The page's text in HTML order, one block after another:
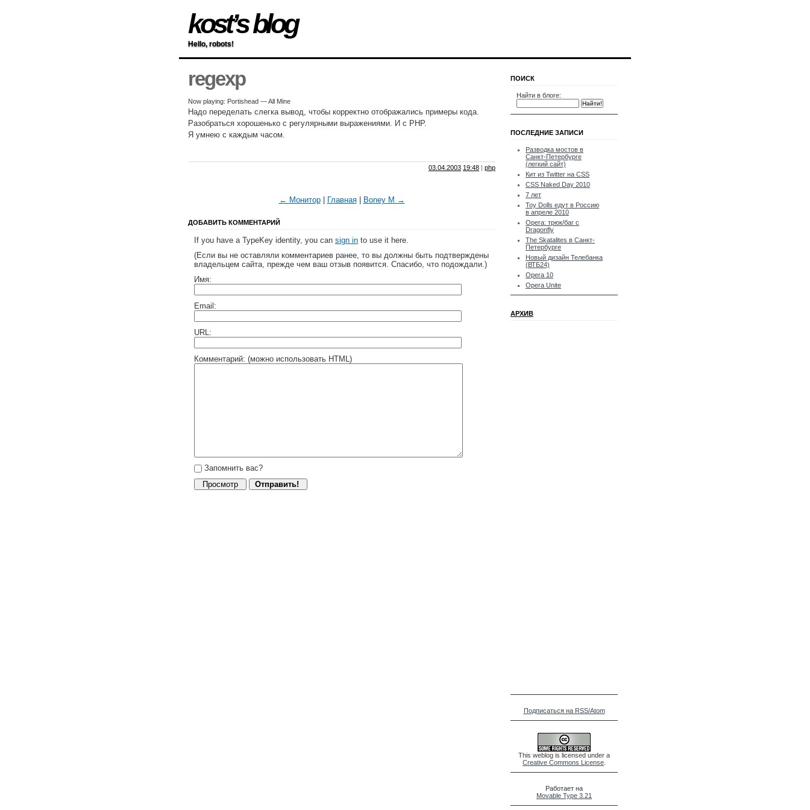
kost’s blog
Hello, robots!
regexp
Now playing: Portishead — All Mine
Надо переделать слегка вывод, чтобы корректно отображались примеры кода.
Разобраться хорошенько с регулярными выражениями. И с PHP.
Я умнею с каждым часом.
03.04.2003 19:48 | php
← Монитор| Главная| Boney M →
ДОБАВИТЬ КОММЕНТАРИЙ
If you have a TypeKey identity, you can sign in to use it here.
(Если вы не оставляли комментариев ранее, то вы должны быть подтверждены
владельцем сайта, прежде чем ваш отзыв появится. Спасибо, что подождали.)
Имя:
Email:
URL:
Комментарий: (можно использовать HTML)
Запомнить вас?
ПОИСК
Найти в блоге:
ПОСЛЕДНИЕ ЗАПИСИ
Разводка мостов в
Санкт-Петербурге
(легкий сайт)
Кит из Twitter на CSS
CSS Naked Day 2010
7 лет
Toy Dolls едут в Россию
в апреле 2010
Opera: трюк/баг с
Dragonfly
The Skatalites в Санкт-
Петербурге
Новый дизайн Телебанка
(ВТБ24)
Opera 10
Opera Unite
АРХИВ
Подписаться на RSS/Atom
This weblog is licensed under a
Creative Commons License
Работает на
Movable Type 3.21